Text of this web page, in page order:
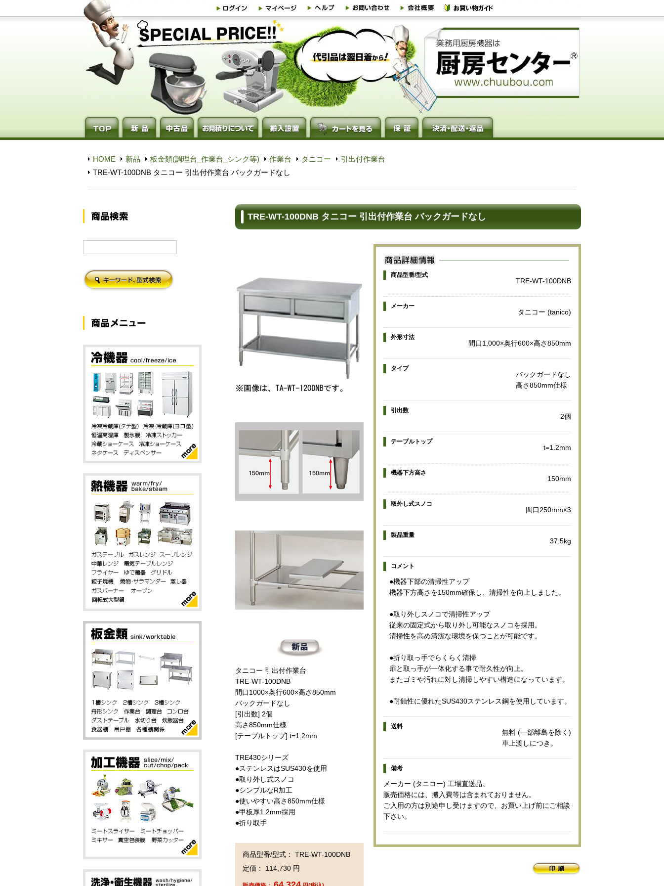
HOME 新品 板金類(調理台_作業台_シンク等) 作業台 タニコー
引出付作業台
TRE-WT-100DNB タニコー 引出付作業台 バックガードなし
TRE-WT-100DNB タニコー 引出付作業台 バックガードなし
タニコー 引出付作業台
TRE-WT-100DNB
間口1000×奥行600×高さ850mm
バックガードなし
[引出数] 2個
高さ850mm仕様
[テーブルトップ] t=1.2mm
TRE430シリーズ
●ステンレスはSUS430を使用
●取り外し式スノコ
●シンプルなR加工
●使いやすい高さ850mm仕様
●甲板厚1.2mm採用
●折り取手
商品型番/型式： TRE-WT-100DNB
定価： 114,730 円
商品型番/型式
TRE-WT-100DNB
メーカー
タニコー (tanico)
外形寸法
間口1,000×奥行600×高さ850mm
タイプ
バックガードなし
高さ850mm仕様
引出数
2個
テーブルトップ
t=1.2mm
機器下方高さ
150mm
取外し式スノコ
間口250mm×3
製品重量
37.5kg
コメント
●機器下部の清掃性アップ
機器下方高さを150mm確保し、清掃性を向上しました。
●取り外しスノコで清掃性アップ
従来の固定式から取り外し可能なスノコを採用。
清掃性を高め清潔な環境を保つことが可能です。
●折り取っ手でらくらく清掃
扉と取っ手が一体化する事で耐久性が向上。
またゴミや汚れに対し清掃しやすい構造になっています。
●耐蝕性に優れたSUS430ステンレス鋼を使用しています。
送料
無料 (一部離島を除く)
車上渡しにつき。
備考
メーカー (タニコー) 工場直送品。
販売価格には、搬入費等は含まれておりません。
ご入用の方は別途申し受けますので、お買い上げ前にご相談
下さい。